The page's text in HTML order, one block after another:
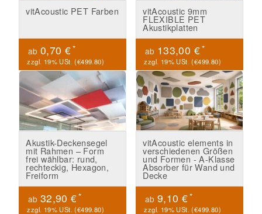
vitAcoustic PET Farben
ab 0,70 €*
zzgl. 19% USt. (€499.80)
vitAcoustic 9mm
FLEXIBLE PET
Akustikplatten
ab 133,00 €*
zzgl. 19% USt. (€499.80)
Akustik-Deckensegel
mit Rahmen – Form
frei wählbar: rund,
rechteckig, Hexagon,
Freiform
ab 32,90 €*
zzgl. 19% USt. (€499.80)
vitAcoustic elements in
verschiedenen Größen
und Formen - A-Klasse
Absorber für Wand und
Decke
ab 9,10 €*
zzgl. 19% USt. (€499.80)